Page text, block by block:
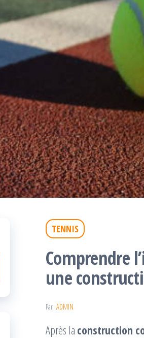
TENNIS
Comprendre
une
Par ADMIN
Après la construction